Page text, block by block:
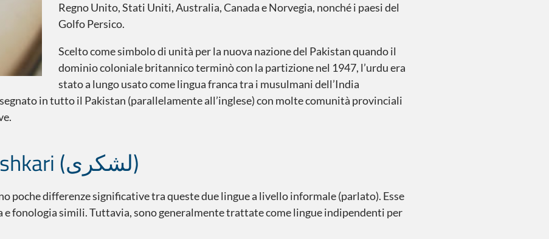
Regno Unito, Stati Uniti, Australia, Canada e Norvegia, nonché i paesi del
Golfo Persico.
Scelto come simbolo di unità per la nuova nazione del Pakistan quando il
dominio coloniale britannico terminò con la partizione nel 1947, l’urdu era
stato a lungo usato come lingua franca tra i musulmani dell’India
in tutto il Pakistan (parallelamente all’inglese) con molte comunità provinciali
Urdu standard moderno o Lashkari (لشکری)
poche differenze significative tra queste due lingue a livello informale (parlato). Esse
fonologia simili. Tuttavia, sono generalmente trattate come lingue indipendenti per